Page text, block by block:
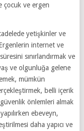
çocuk ve ergen
yetişkinler ve
internet ve
sınırlandırmak ve
ve olgunluğa gelene
mümkün
belli içerik
önlemleri almak
ebeveyn,
daha yapıcı ve